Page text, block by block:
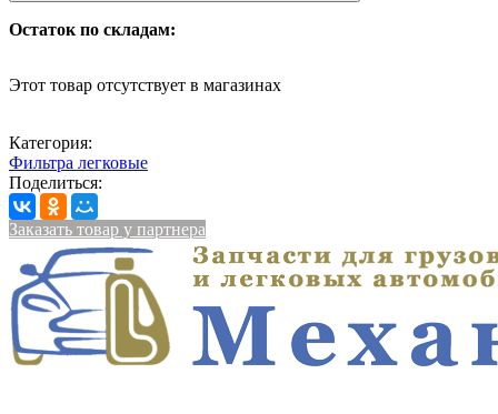
Остаток по складам:
Этот товар отсутствует в магазинах
Категория:
Фильтра легковые
Поделиться:
Заказать товар у партнера